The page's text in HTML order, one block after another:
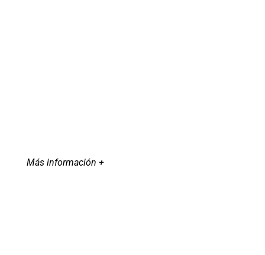
Más información +